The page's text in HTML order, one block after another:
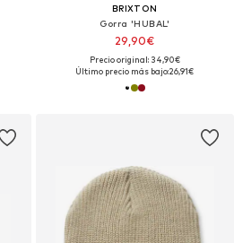
BRIXTON
Gorra 'HUBAL'
29,90€
Precio original: 34,90€
Último precio más bajo:26,91€